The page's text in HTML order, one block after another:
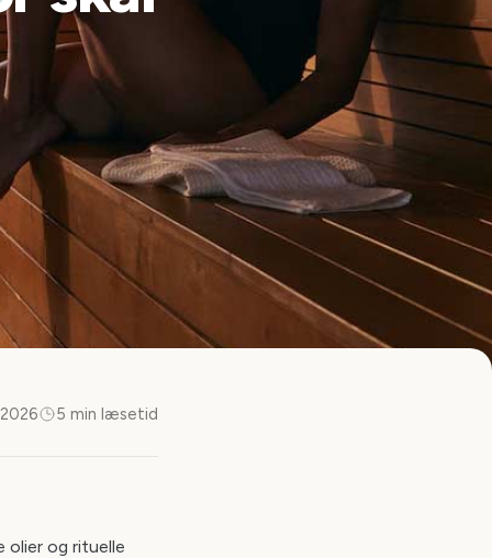
5 min læsetid
olier og rituelle